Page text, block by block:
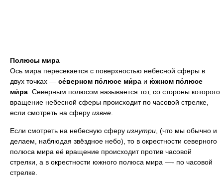
Полюсы мира
Ось мира пересекается с поверхностью небесной сферы в
двух точках — се́верном по́люсе ми́ра и ю́жном по́люсе
ми́ра . Северным полюсом называется тот, со стороны которого
вращение небесной сферы происходит по часовой стрелке,
если смотреть на сферу извне
Если смотреть на небесную сферу изнутри , (что мы обычно и
делаем, наблюдая звёздное небо), то в окрестности северного
полюса мира её вращение происходит против часовой
стрелки, а в окрестности южного полюса мира —- по часовой
стрелке.